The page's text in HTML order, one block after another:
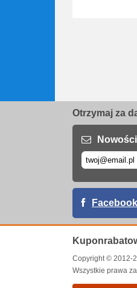
Otrzymaj za
Facebook
Copyright © 2012-
Wszystkie prawa